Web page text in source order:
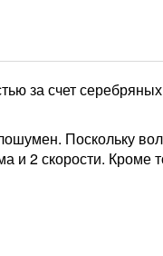
за счет
Поскольку
и 2 скорости. Кроме